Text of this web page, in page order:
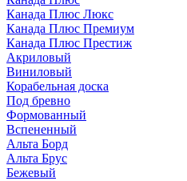
Канада Плюс Люкс
Канада Плюс Премиум
Канада Плюс Престиж
Акриловый
Виниловый
Корабельная доска
Под бревно
Формованный
Вспененный
Альта Борд
Альта Брус
Бежевый